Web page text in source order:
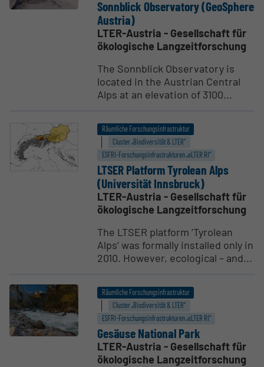
Sonnblick Obser­vatory (GeoSphere
Austria)
LTER-Austria - Gesellschaft für
ökologische Langzeitforschung
The Sonnblick Observatory is
located in the Austrian Central
Alps at an elevation of 3100...
Räumliche Forschungsinfrastruktur
Cluster „Biodiversität & LTER“
ESFRI-Forschungs­infrastrukturen „eLTER RI“
LTSER Platform Tyrolean Alps
(Univer­sität Innsbruck)
LTER-Austria - Gesellschaft für
ökologische Langzeitforschung
The LTSER platform ‘Tyrolean
Alps’ was formally installed only in
2010. However, ecological – and...
Räumliche Forschungsinfrastruktur
Cluster „Biodiversität & LTER“
ESFRI-Forschungs­infrastrukturen „eLTER RI“
Gesäuse National Park
LTER-Austria - Gesellschaft für
ökologische Langzeitforschung